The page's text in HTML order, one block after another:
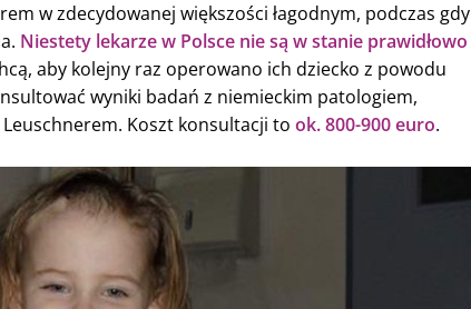
w zdecydowanej większości łagodnym, podczas gdy
Niestety lekarze w Polsce nie są w stanie prawidłowo
aby kolejny raz operowano ich dziecko z powodu
wyniki badań z niemieckim patologiem,
Koszt konsultacji to ok. 800-900 euro.